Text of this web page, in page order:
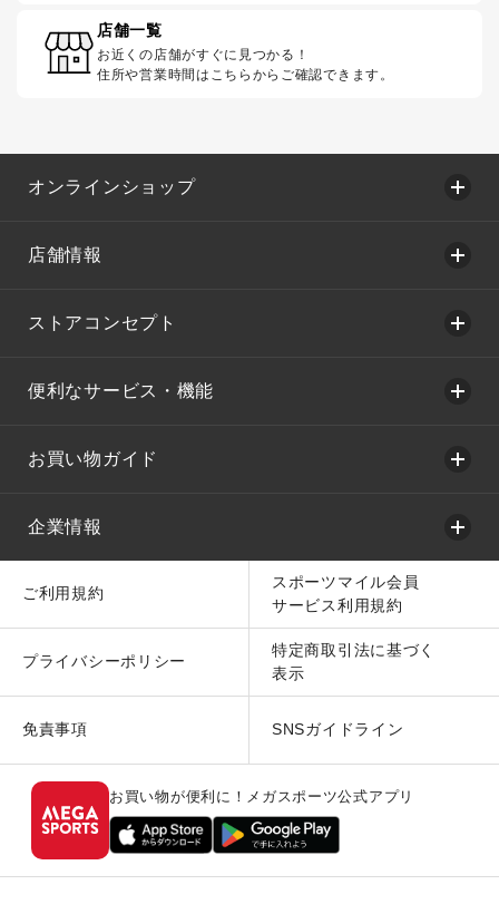
店舗一覧
お近くの店舗がすぐに見つかる！
住所や営業時間はこちらからご確認できます。
オンラインショップ
店舗情報
ストアコンセプト
便利なサービス・機能
お買い物ガイド
企業情報
ご利用規約
スポーツマイル会員
サービス利用規約
プライバシーポリシー
特定商取引法に基づく
表示
免責事項 SNSガイドライン
お買い物が便利に！メガスポーツ公式アプリ